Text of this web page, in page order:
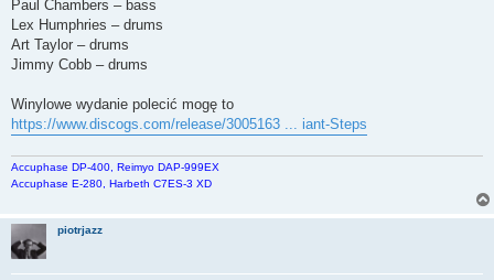
Paul Chambers – bass
Lex Humphries – drums
Art Taylor – drums
Jimmy Cobb – drums
Winylowe wydanie polecić mogę to
https://www.discogs.com/release/3005163 ... iant-Steps
Accuphase DP-400, Reimyo DAP-999EX
Accuphase E-280, Harbeth C7ES-3 XD
piotrjazz